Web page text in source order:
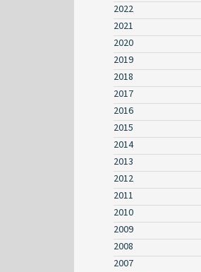
2022
2021
2020
2019
2018
2017
2016
2015
2014
2013
2012
2011
2010
2009
2008
2007